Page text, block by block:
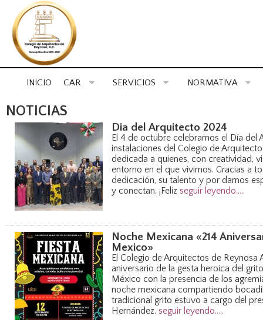
INICIO CAR SERVICIOS NORMATIVA
NOTICIAS
Dia del Arquitecto 2024
El 4 de octubre celebramos el Día del
instalaciones del Colegio de
dedicada a quienes, con creatividad,
entorno en el que vivimos. Gracias a
dedicación, su talento y por darnos
y conectan. ¡Feliz seguir leyendo.....
Noche Mexicana «214
Mexico»
El Colegio de Arquitectos de Reynosa
aniversario de la gesta heroica del
México con la presencia de los
noche mexicana compartiendo
tradicional grito estuvo a cargo del
Hernández. seguir leyendo.....